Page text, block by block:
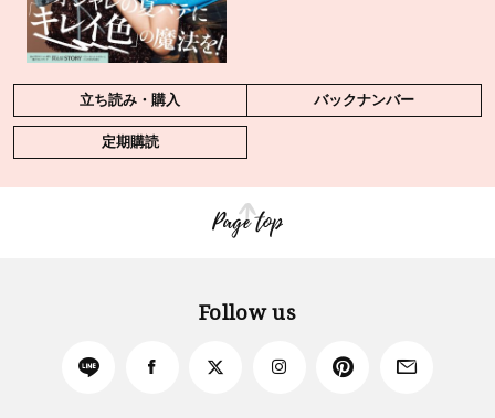
立ち読み・購入 バックナンバー
定期購読
Page top
Follow us